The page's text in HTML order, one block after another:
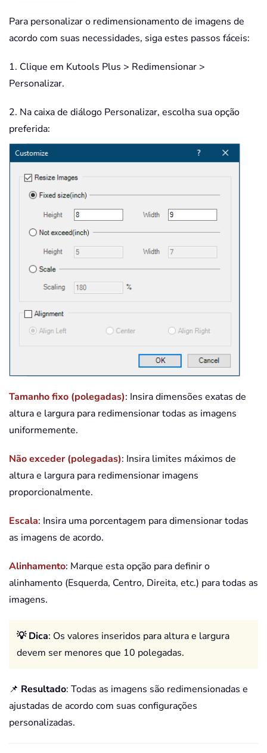
Para personalizar o redimensionamento de imagens de
acordo com suas necessidades, siga estes passos fáceis:
1. Clique em Kutools Plus > Redimensionar >
Personalizar.
2. Na caixa de diálogo Personalizar, escolha sua opção
preferida:
Tamanho fixo (polegadas): Insira dimensões exatas de
altura e largura para redimensionar todas as imagens
uniformemente.
Não exceder (polegadas): Insira limites máximos de
altura e largura para redimensionar imagens
proporcionalmente.
Escala: Insira uma porcentagem para dimensionar todas
as imagens de acordo.
Alinhamento: Marque esta opção para definir o
alinhamento (Esquerda, Centro, Direita, etc.) para todas as
imagens.
💡 Dica: Os valores inseridos para altura e largura
devem ser menores que 10 polegadas.
📌 Resultado: Todas as imagens são redimensionadas e
ajustadas de acordo com suas configurações
personalizadas.